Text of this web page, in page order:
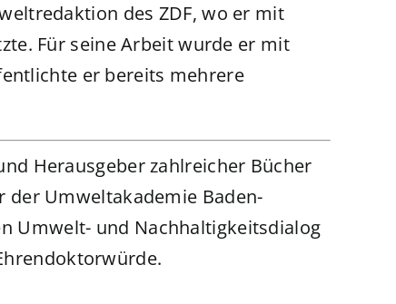
des ZDF, wo er mit
Für seine Arbeit wurde er mit
er bereits mehrere
Herausgeber zahlreicher Bücher
Umweltakademie Baden-
Umwelt- und Nachhaltigkeitsdialog